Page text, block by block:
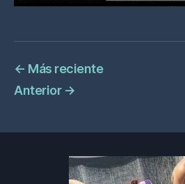
← Más reciente
Anterior →